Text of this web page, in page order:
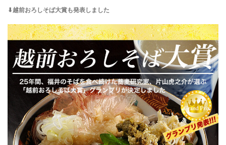
⬇︎越前おろしそば大賞も発表しました